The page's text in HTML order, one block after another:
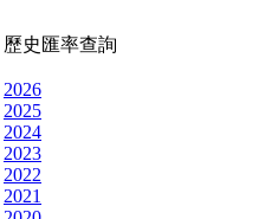
歷史匯率查詢
2026
2025
2024
2023
2022
2021